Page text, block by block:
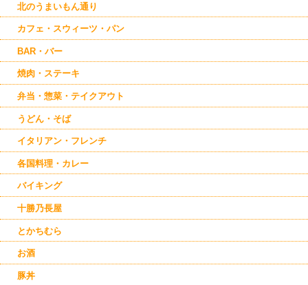
北のうまいもん通り
カフェ・スウィーツ・パン
BAR・バー
焼肉・ステーキ
弁当・惣菜・テイクアウト
うどん・そば
イタリアン・フレンチ
各国料理・カレー
バイキング
十勝乃長屋
とかちむら
お酒
豚丼